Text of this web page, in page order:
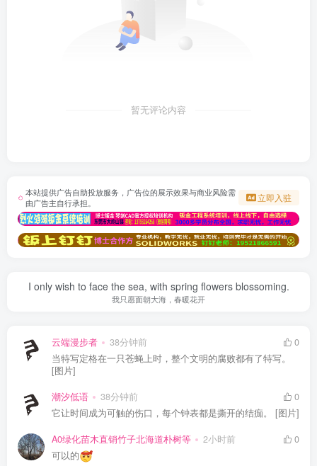
暂无评论内容
本站提供广告自助投放服务，广告位的展示效果与商业风险需
由广告主自行承担。
立即入驻
I only wish to face the sea, with spring flowers blossoming.
我只愿面朝大海，春暖花开
云端漫步者 38分钟前
0
当特写定格在一只苍蝇上时，整个文明的腐败都有了特写。
[图片]
潮汐低语 38分钟前
0
它让时间成为可触的伤口，每个钟表都是撕开的结痂。 [图片]
A0绿化苗木直销竹子北海道朴树等 2小时前
0
可以的